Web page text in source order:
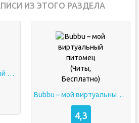
ИЗ ЭТОГО РАЗДЕЛА
bubbu мой виртуальный питомец
Bubbu – мой виртуальный питомец (Читы, Бесплатно)
4,3